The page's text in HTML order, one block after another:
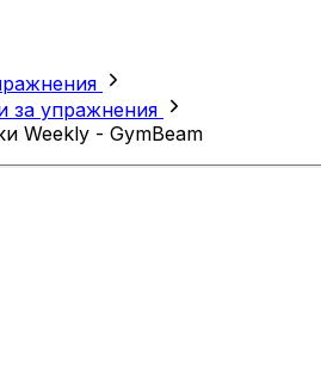
за упражнения
Weekly - GymBeam